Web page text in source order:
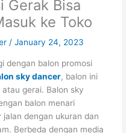
Gerak Bisa
ke Toko
/January 24, 2023
dengan balon promosi
sky dancer, balon ini
gerai. Balon sky
balon menari
jalan dengan ukuran dan
Berbeda dengan media